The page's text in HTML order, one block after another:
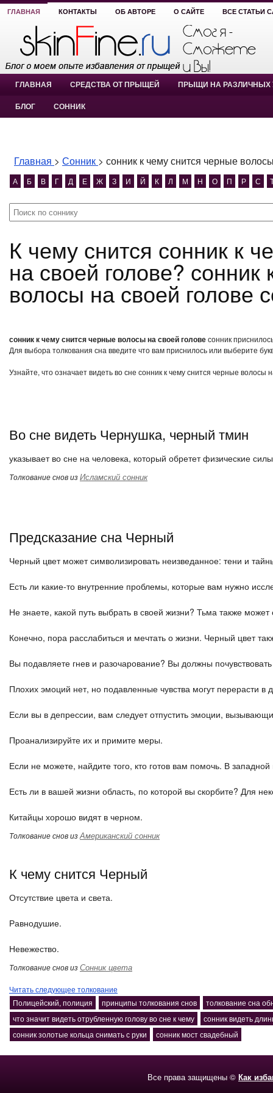
ГЛАВНАЯ КОНТАКТЫ ОБ АВТОРЕ О САЙТЕ ВСЕ СТАТЬИ
ГЛАВНАЯ СРЕДСТВА ОТ ПРЫЩЕЙ ПРЫЩИ НА РАЗЛИЧНЫХ
БЛОГ СОННИК
Главная > Сонник > сонник к чему снится черные
А Б В Г Д Е Ж З И Й К Л М Н О П Р С
К чему снится сонник к чему снится черные волосы
на своей голове?
волосы на своей голове
сонник к чему снится черные волосы на своей головесонник
Для выбора толкования сна введите что вам приснилось или выберите
Узнайте, что означает видеть во сне сонник к чему снится черные
Во сне видеть Чернушка, черный тмин
указывает во сне на человека, который обретет физические
Толкование снов изИсламский сонник
Предсказание сна Черный
Черный цвет может символизировать неизведанное: тени и
Есть ли какие-то внутренние проблемы, которые вам нужно
Не знаете, какой путь выбрать в своей жизни? Тьма также
Конечно, пора расслабиться и мечтать о жизни. Черный цвет
Вы подавляете гнев и разочарование? Вы должны
Плохих эмоций нет, но подавленные чувства могут перерасти в
Если вы в депрессии, вам следует отпустить эмоции,
Проанализируйте их и примите меры.
Если не можете, найдите того, кто готов вам помочь. В
Есть ли в вашей жизни область, по которой вы скорбите? Для
Китайцы хорошо видят в черном.
Толкование снов изАмериканский сонник
К чему снится Черный
Отсутствие цвета и света.
Равнодушие.
Невежество.
Толкование снов изСонник цвета
Читать следующее толкование
Полицейский, полиция
принципы толкования снов
толкование сна
что значит видеть отрубленную голову во сне к чему
сонник видеть
сонник золотые кольца снимать с руки
сонник мост свадебный
Все права защищены © Как